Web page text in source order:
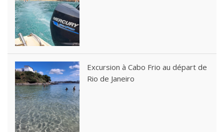
Excursion à Cabo Frio au départ de
Rio de Janeiro